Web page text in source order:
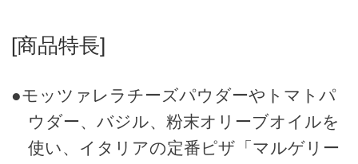
[商品特長]
●モッツァレラチーズパウダーやトマトパ
ウダー、バジル、粉末オリーブオイルを
使い、イタリアの定番ピザ「マルゲリー